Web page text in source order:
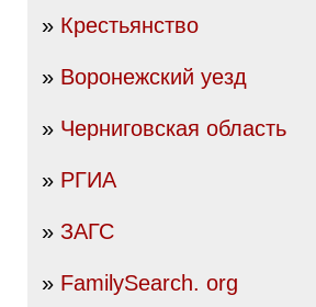
» Крестьянство
» Воронежский уезд
» Черниговская область
» РГИА
» ЗАГС
» FamilySearch. org